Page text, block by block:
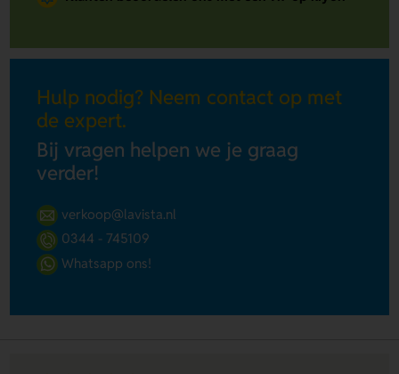
Hulp nodig? Neem contact op met
de expert.
Bij vragen helpen we je graag
verder!
verkoop@lavista.nl
0344 - 745109
Whatsapp ons!